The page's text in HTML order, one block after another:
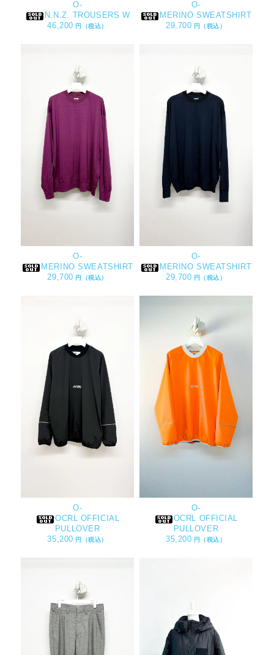
O-
N.N.Z. TROUSERS W
46,200 円（税込）
O-
MERINO SWEATSHIRT
29,700 円（税込）
O-
MERINO SWEATSHIRT
29,700 円（税込）
O-
MERINO SWEATSHIRT
29,700 円（税込）
O-
OCRL OFFICIAL
PULLOVER
35,200 円（税込）
O-
OCRL OFFICIAL
PULLOVER
35,200 円（税込）